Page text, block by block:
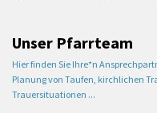
Unser Pfarrteam
Hier finden Sie Ihre*n
Planung von Taufen, kirchlichen
Trauersituationen ...